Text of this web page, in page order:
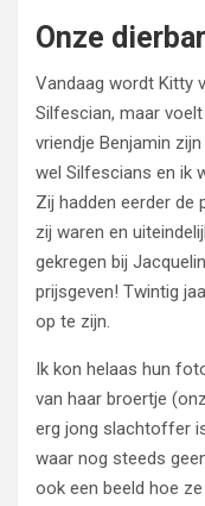
Onze
Vandaag wordt Kitty
Silfescian, maar
vriendje Benjamin
wel Silfescians en ik
Zij hadden eerder de
zij waren en
gekregen bij
prijsgeven! Twintig
op te zijn.
Ik kon helaas hun
van haar broertje
erg jong slachtoffer
waar nog steeds
ook een beeld hoe